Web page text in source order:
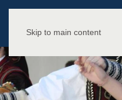
Skip to main content